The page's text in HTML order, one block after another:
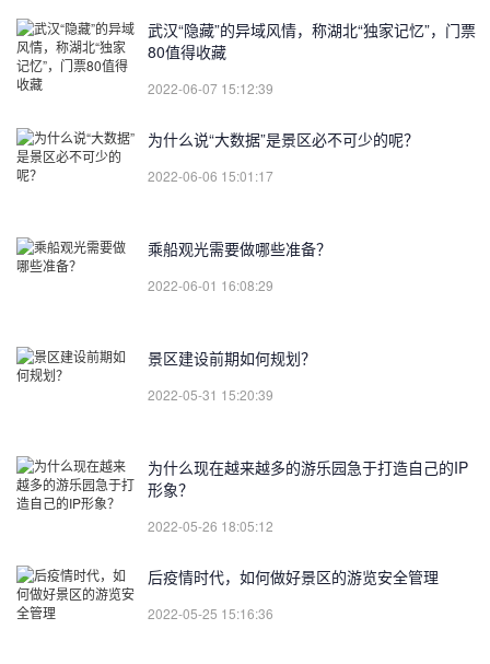
武汉“隐藏”的异域风情，称湖北“独家记忆”，门票
80值得收藏
2022-06-07 15:12:39
为什么说“大数据”是景区必不可少的呢？
2022-06-06 15:01:17
乘船观光需要做哪些准备？
2022-06-01 16:08:29
景区建设前期如何规划？
2022-05-31 15:20:39
为什么现在越来越多的游乐园急于打造自己的IP
形象？
2022-05-26 18:05:12
后疫情时代，如何做好景区的游览安全管理
2022-05-25 15:16:36